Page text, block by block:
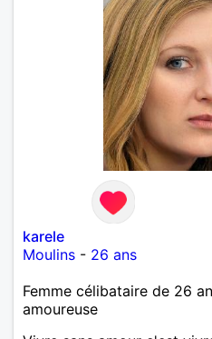
karele
Moulins - 26 ans
Femme célibataire de 26
amoureuse